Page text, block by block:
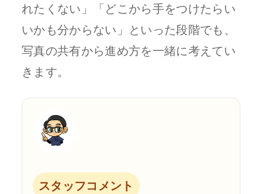
れたくない」「どこから手をつけたらい
いかも分からない」といった段階でも、
写真の共有から進め方を一緒に考えてい
きます。
スタッフコメント